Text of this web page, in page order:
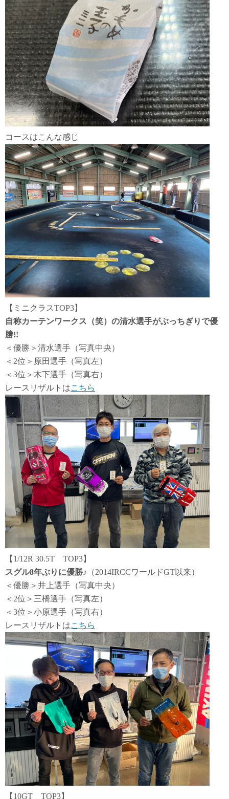
コースはこんな感じ
【ミニクラスTOP3】
自称カーテンワークス（笑）の清水選手がぶっちぎりで優
勝!!
＜優勝＞清水選手（写真中央）
＜2位＞原田選手（写真左）
＜3位＞木下選手（写真右）
レースリザルトはこちら
【1/12R 30.5T TOP3】
スグル8年ぶりに優勝♪ （2014IRCCワールドGT以来）
＜優勝＞井上選手（写真中央）
＜2位＞三橋選手（写真左）
＜3位＞小原選手（写真右）
レースリザルトはこちら
【10GT TOP3】